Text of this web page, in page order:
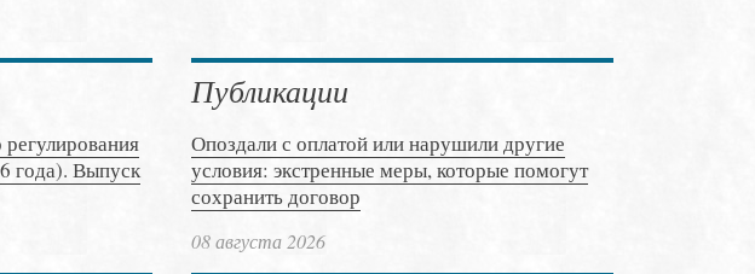
года). Выпуск
Публикации
Опоздали с оплатой или нарушили другие
условия: экстренные меры, которые помогут
сохранить договор
08 августа 2026